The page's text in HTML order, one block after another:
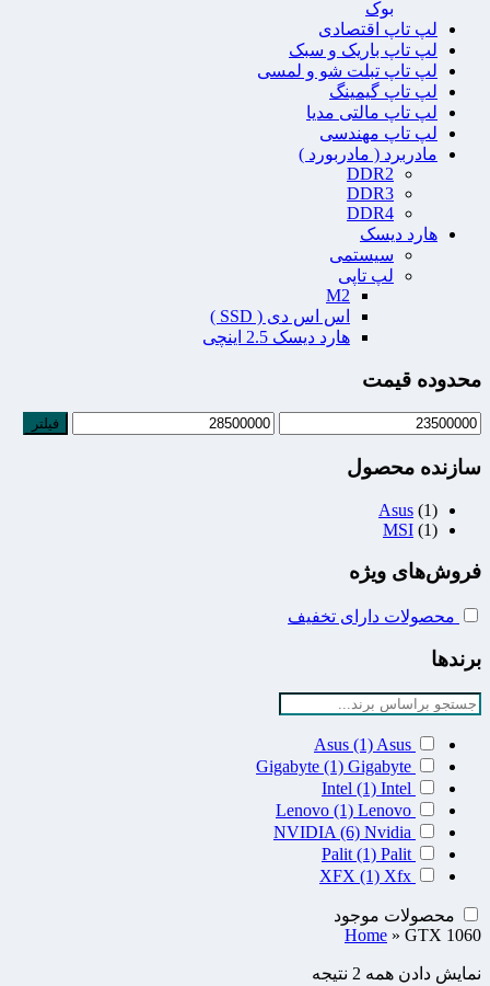
بوک
لپ تاپ اقتصادی
لپ تاپ باریک و سبک
لپ تاپ تبلت شو و لمسی
لپ تاپ گیمینگ
لپ تاپ مالتی مدیا
لپ تاپ مهندسی
مادربرد ( مادربورد )
DDR2
DDR3
DDR4
هارد دیسک
سیستمی
لپ تاپی
M2
اس اس دی ( SSD )
هارد دیسک 2.5 اینچی
محدوده قیمت
فیلتر
سازنده محصول
Asus (1)
MSI (1)
فروش‌های ویژه
محصولات دارای تخفیف
برندها
Asus (1) Asus
Gigabyte (1) Gigabyte
Intel (1) Intel
Lenovo (1) Lenovo
NVIDIA (6) Nvidia
Palit (1) Palit
XFX (1) Xfx
محصولات موجود
Home » GTX 1060
نمایش دادن همه 2 نتیجه